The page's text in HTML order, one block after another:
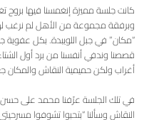
كانت جلسة مميزة إنغمسنا فيها بروح
وبرفقة مجموعة من الأهل لم نرغب
“مكان” في جبل اللويبدة. بكل
قصصنا وندفي أنفسنا من برد أول
أغراب ولكن حميمية النقاش والمكان
في تلك الجلسة عرّفنا محمد على